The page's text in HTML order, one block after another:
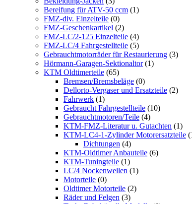
Bereifung für ATV-50 ccm (1)
FMZ-div. Einzelteile (0)
FMZ-Geschenkartikel (2)
FMZ-LC/2-125 Einzelteile (4)
FMZ-LC/4 Fahrgestellteile (5)
Gebrauchtmotorräder für Restaurierung (3)
Hörmann-Garagen-Sektionaltor (1)
KTM Oldtimerteile (65)
Bremsen/Bremsbeläge (0)
Dellorto-Vergaser und Ersatzteile (2)
Fahrwerk (1)
Gebraucht Fahrgestellteile (10)
Gebrauchtmotoren/Teile (4)
KTM-FMZ-Literatur u. Gutachten (1)
KTM-LC4-1-Zylinder Motorersatzteile
Dichtungen (4)
KTM-Oldtimer Anbauteile (6)
KTM-Tuningteile (1)
LC/4 Nockenwellen (1)
Motorteile (0)
Oldtimer Motorteile (2)
Räder und Felgen (3)